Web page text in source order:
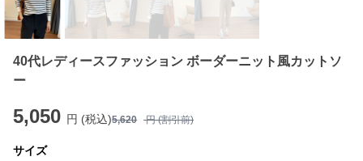
40代レディースファッション ボーダーニット風カットソ
ー
5,050 円 (税込)5,620 円 (割引前)
サイズ